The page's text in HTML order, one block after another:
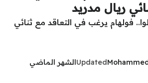
ريال مدريد
Updated الشهر الماضي